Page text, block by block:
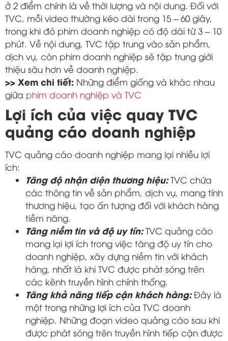
ở 2 điểm chính là về thời lượng và nội dung. Đối với
TVC, mỗi video thường kéo dài trong 15 – 60 giây,
trong khi đó phim doanh nghiệp có độ dài từ 3 – 10
phút. Về nội dung, TVC tập trung vào sản phẩm,
dịch vụ, còn phim doanh nghiệp sẽ tập trung giới
thiệu sâu hơn về doanh nghiệp.
>> Xem chi tiết: Những điểm giống và khác nhau
giữa phim doanh nghiệp và TVC
Lợi ích của việc quay TVC
quảng cáo doanh nghiệp
TVC quảng cáo doanh nghiệp mang lại nhiều lợi
ích:
Tăng độ nhận diện thương hiệu:TVC chứa
các thông tin về sản phẩm, dịch vụ, mang tính
thương hiệu, tạo ấn tượng đối với khách hàng
tiềm năng.
Tăng niềm tin và độ uy tín:TVC quảng cáo
mang lại lợi ích trong việc tăng độ uy tín cho
doanh nghiệp, xây dựng niềm tin với khách
hàng, nhất là khi TVC được phát sóng trên
các kênh truyền hình chính thống.
Tăng khả năng tiếp cận khách hàng:Đây là
một trong những lợi ích của TVC doanh
nghiệp. Những đoạn video quảng cáo sau khi
được phát sóng trên truyền hình tiếp cận được